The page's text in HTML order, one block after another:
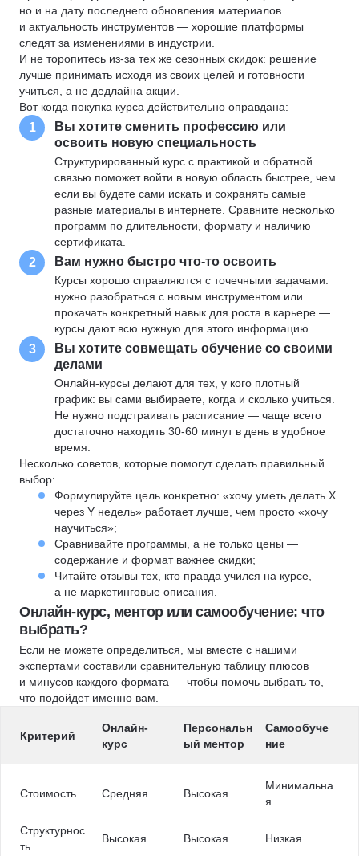
но и на дату последнего обновления материалов
и актуальность инструментов — хорошие платформы
следят за изменениями в индустрии.
И не торопитесь из-за тех же сезонных скидок: решение
лучше принимать исходя из своих целей и готовности
учиться, а не дедлайна акции.
Вот когда покупка курса действительно оправдана:
1
Вы хотите сменить профессию или
освоить новую специальность
Структурированный курс с практикой и обратной
связью поможет войти в новую область быстрее, чем
если вы будете сами искать и сохранять самые
разные материалы в интернете. Сравните несколько
программ по длительности, формату и наличию
сертификата.
2 Вам нужно быстро что-то освоить
Курсы хорошо справляются с точечными задачами:
нужно разобраться с новым инструментом или
прокачать конкретный навык для роста в карьере —
курсы дают всю нужную для этого информацию.
3
Вы хотите совмещать обучение со своими
делами
Онлайн-курсы делают для тех, у кого плотный
график: вы сами выбираете, когда и сколько учиться.
Не нужно подстраивать расписание — чаще всего
достаточно находить 30-60 минут в день в удобное
время.
Несколько советов, которые помогут сделать правильный
выбор:
Формулируйте цель конкретно: «хочу уметь делать X
через Y недель» работает лучше, чем просто «хочу
научиться»;
Сравнивайте программы, а не только цены —
содержание и формат важнее скидки;
Читайте отзывы тех, кто правда учился на курсе,
а не маркетинговые описания.
Онлайн-курс, ментор или самообучение: что
выбрать?
Если не можете определиться, мы вместе с нашими
экспертами составили сравнительную таблицу плюсов
и минусов каждого формата — чтобы помочь выбрать то,
что подойдет именно вам.
Критерий
Онлайн-
курс
Персональн
ый ментор
Самообуче
ние
Стоимость Средняя Высокая
Минимальна
я
Структурнос
ть
Высокая Высокая Низкая